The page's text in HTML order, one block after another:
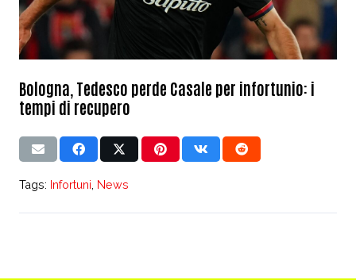
Bologna, Tedesco perde Casale per infortunio: i
tempi di recupero
Tags: Infortuni News